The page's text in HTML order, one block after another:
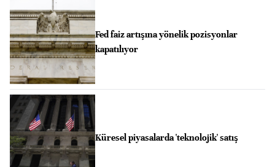
Fed faiz artışına yönelik pozisyonlar
kapatılıyor
Küresel piyasalarda 'teknolojik' satış